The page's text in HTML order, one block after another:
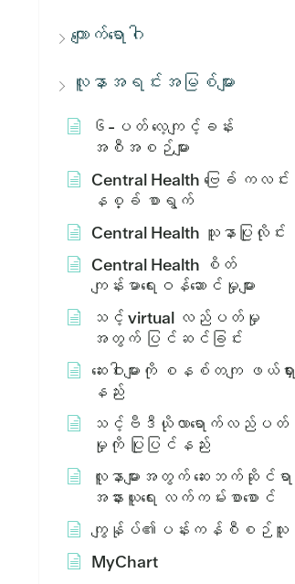
ကျောက်ရောဂါ
လူနာအရင်းအမြစ်များ
၆-ပတ် လေ့ကျင့်ခန်း
အစီအစဉ်များ
Central Health ဗြေခ် ကလင်း
နစ္ခ် စာရွက်
Central Health သူနာပြုလိုင်း
Central Health စိတ်
ကျန်းမာရေးဝန်ဆောင်မှုများ
သင့် virtual လည်ပတ်မှု
အတွက် ပြင်ဆင်ခြင်း
ဆေးဝါးများကို စနစ်တကျ ဖယ်ရှား
နည်း
သင့်ဗီဒီယိုလာရောက်လည်ပတ်
မှုကို ပြုပြင်နည်း
လူနာများအတွက် ဆေးဘက်ဆိုင်ရာ
အနားယူရေး လက်ကမ်းစာစောင်
ကျွန်ုပ်၏ပန်းကန်စီစဉ်သူ
MyChart